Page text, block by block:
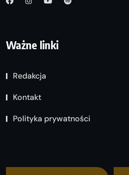
Ważne linki
Redakcja
Kontakt
Polityka prywatności